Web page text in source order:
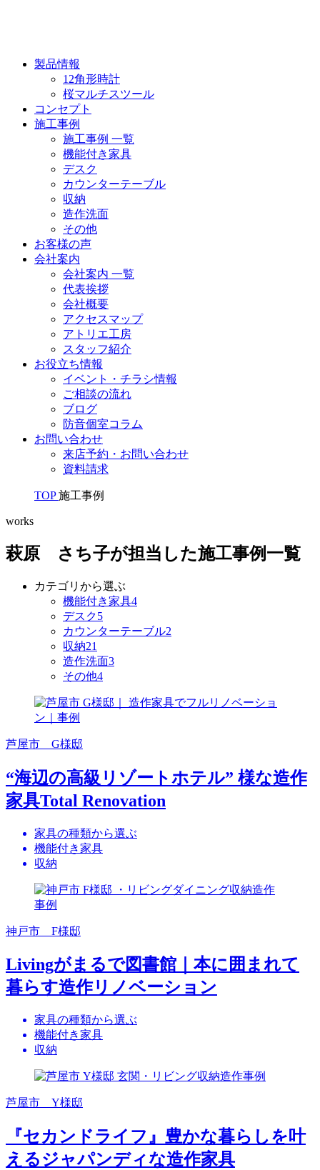
製品情報
12角形時計
桜マルチスツール
コンセプト
施工事例
施工事例 一覧
機能付き家具
デスク
カウンターテーブル
収納
造作洗面
その他
お客様の声
会社案内
会社案内 一覧
代表挨拶
会社概要
アクセスマップ
アトリエ工房
スタッフ紹介
お役立ち情報
イベント・チラシ情報
ご相談の流れ
ブログ
防音個室コラム
お問い合わせ
来店予約・お問い合わせ
資料請求
TOP 施工事例
works
萩原 さち子が担当した施工事例一覧
カテゴリから選ぶ
機能付き家具4
デスク5
カウンターテーブル2
収納21
造作洗面3
その他4
芦屋市 G様邸
“海辺の高級リゾートホテル” 様な造作
家具Total Renovation
家具の種類から選ぶ
機能付き家具
収納
神戸市 F様邸
Livingがまるで図書館｜本に囲まれて
暮らす造作リノベーション
家具の種類から選ぶ
機能付き家具
収納
芦屋市 Y様邸
『セカンドライフ』豊かな暮らしを叶
えるジャパンディな造作家具